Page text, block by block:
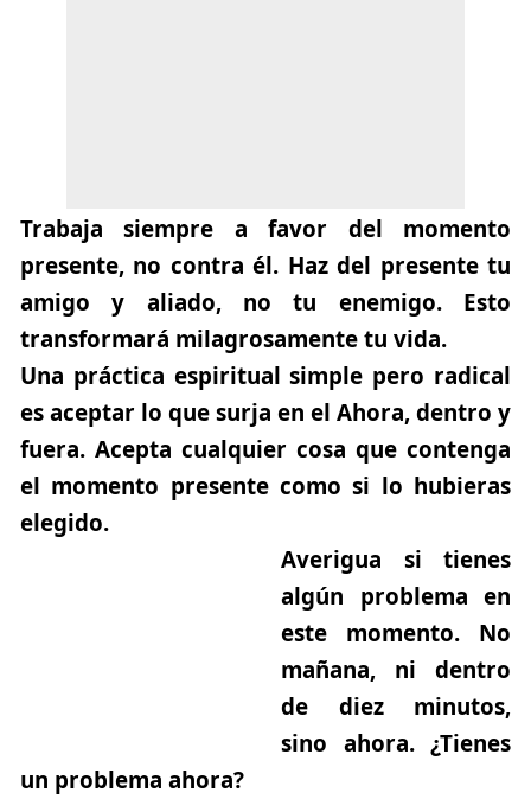
Trabaja siempre a favor del momento
presente, no contra él. Haz del presente tu
amigo y aliado, no tu enemigo. Esto
transformará milagrosamente tu vida.
Una práctica espiritual simple pero radical
es aceptar lo que surja en el Ahora, dentro y
fuera. Acepta cualquier cosa que contenga
el momento presente como si lo hubieras
elegido.
Averigua si tienes
algún problema en
este momento. No
mañana, ni dentro
de diez minutos,
sino ahora. ¿Tienes
un problema ahora?